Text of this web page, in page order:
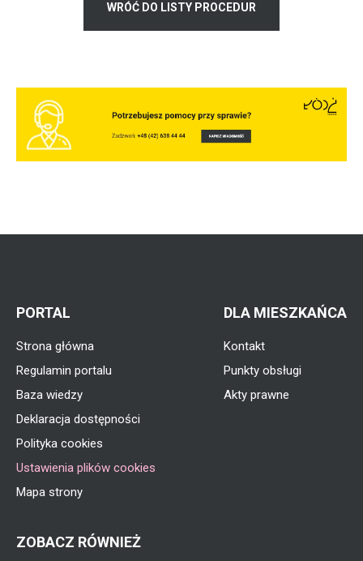
karcie
WRÓĆ DO LISTY PROCEDUR
PORTAL
Strona główna
Regulamin portalu
Baza wiedzy
Deklaracja dostępności
Polityka cookies
Ustawienia plików cookies
Mapa strony
DLA MIESZKAŃCA
Kontakt
Punkty obsługi
Akty prawne
ZOBACZ RÓWNIEŻ